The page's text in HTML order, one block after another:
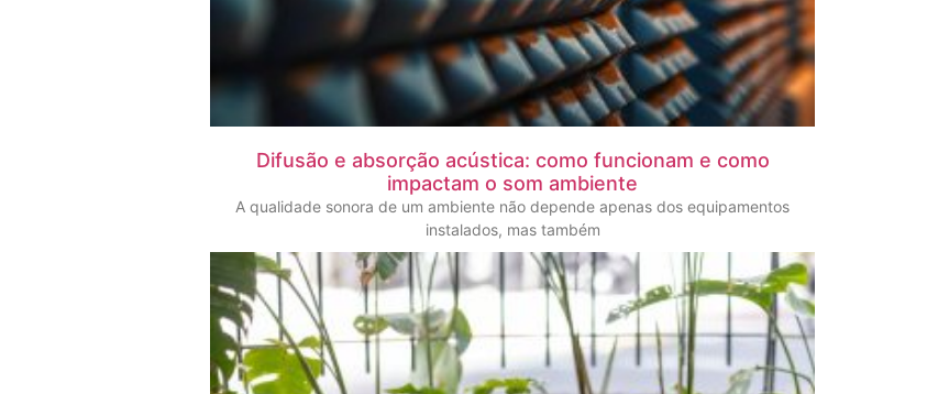
Difusão e absorção acústica: como funcionam e como
impactam o som ambiente
A qualidade sonora de um ambiente não depende apenas dos equipamentos
instalados, mas também